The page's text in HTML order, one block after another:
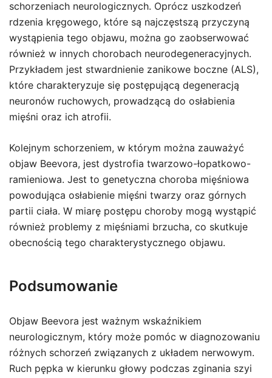
schorzeniach neurologicznych. Oprócz uszkodzeń
rdzenia kręgowego, które są najczęstszą przyczyną
wystąpienia tego objawu, można go zaobserwować
również w innych chorobach neurodegeneracyjnych.
Przykładem jest stwardnienie zanikowe boczne (ALS),
które charakteryzuje się postępującą degeneracją
neuronów ruchowych, prowadzącą do osłabienia
mięśni oraz ich atrofii.
Kolejnym schorzeniem, w którym można zauważyć
objaw Beevora, jest dystrofia twarzowo-łopatkowo-
ramieniowa. Jest to genetyczna choroba mięśniowa
powodująca osłabienie mięśni twarzy oraz górnych
partii ciała. W miarę postępu choroby mogą wystąpić
również problemy z mięśniami brzucha, co skutkuje
obecnością tego charakterystycznego objawu.
Podsumowanie
Objaw Beevora jest ważnym wskaźnikiem
neurologicznym, który może pomóc w diagnozowaniu
różnych schorzeń związanych z układem nerwowym.
Ruch pępka w kierunku głowy podczas zginania szyi